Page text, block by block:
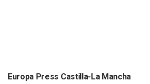
Europa Press Castilla-La Mancha